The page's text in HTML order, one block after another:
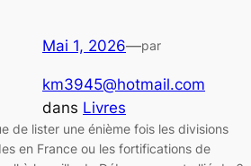
Mai 1, 2026—par
km3945@hotmail.com
dans Livres
de lister une énième fois les divisions
en France ou les fortifications de